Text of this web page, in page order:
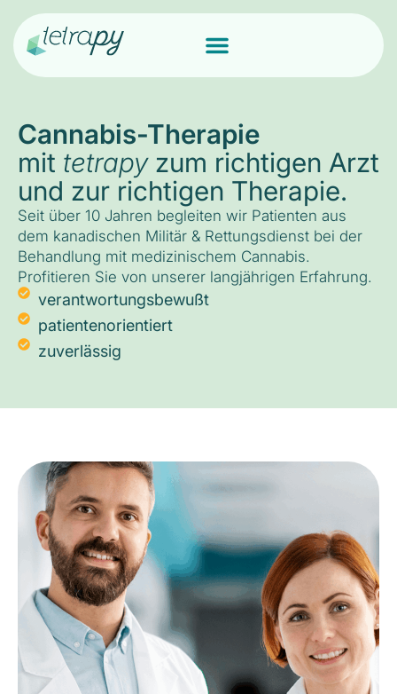
Cannabis-Therapie
mit tetrapyzum richtigen Arzt
und zur richtigen Therapie.
Seit über 10 Jahren begleiten wir Patienten aus
dem kanadischen Militär & Rettungsdienst bei der
Behandlung mit medizinischem Cannabis.
Profitieren Sie von unserer langjährigen Erfahrung.
verantwortungsbewußt
patientenorientiert
zuverlässig